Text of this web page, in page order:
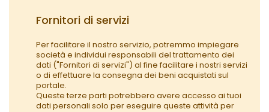
Fornitori di servizi
Per facilitare il nostro servizio, potremmo impiegare
società e individui responsabili del trattamento dei
dati ("Fornitori di servizi") al fine facilitare i nostri servizi
o di effettuare la consegna dei beni acquistati sul
portale.
Queste terze parti potrebbero avere accesso ai tuoi
dati personali solo per eseguire queste attività per